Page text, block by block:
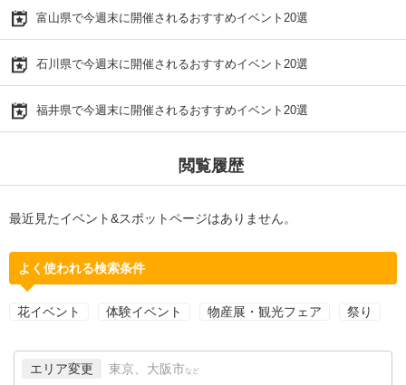
富山県で今週末に開催されるおすすめイベント20選
石川県で今週末に開催されるおすすめイベント20選
福井県で今週末に開催されるおすすめイベント20選
閲覧履歴
最近見たイベント&スポットページはありません。
よく使われる検索条件
花イベント 体験イベント 物産展・観光フェア 祭り
エリア変更 東京、大阪市 など